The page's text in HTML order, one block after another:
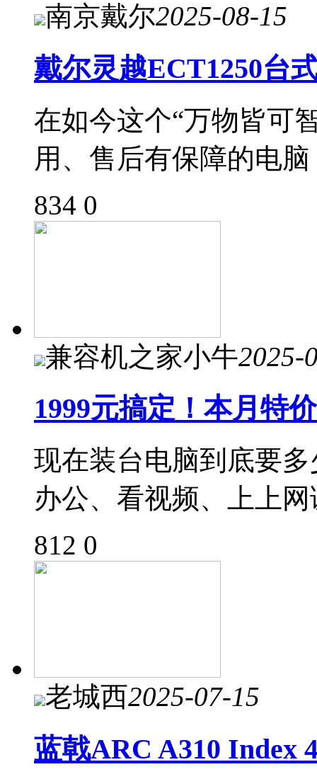
南京戴尔2025-08-15
戴尔灵越ECT1250台
在如今这个“万物皆可
用、售后有保障的电
834 0
兼容机之家小牛2025-
1999元搞定！本月特
现在装台电脑到底要
办公、看视频、上上
812 0
老城西2025-07-15
蓝戟ARC A310 Index